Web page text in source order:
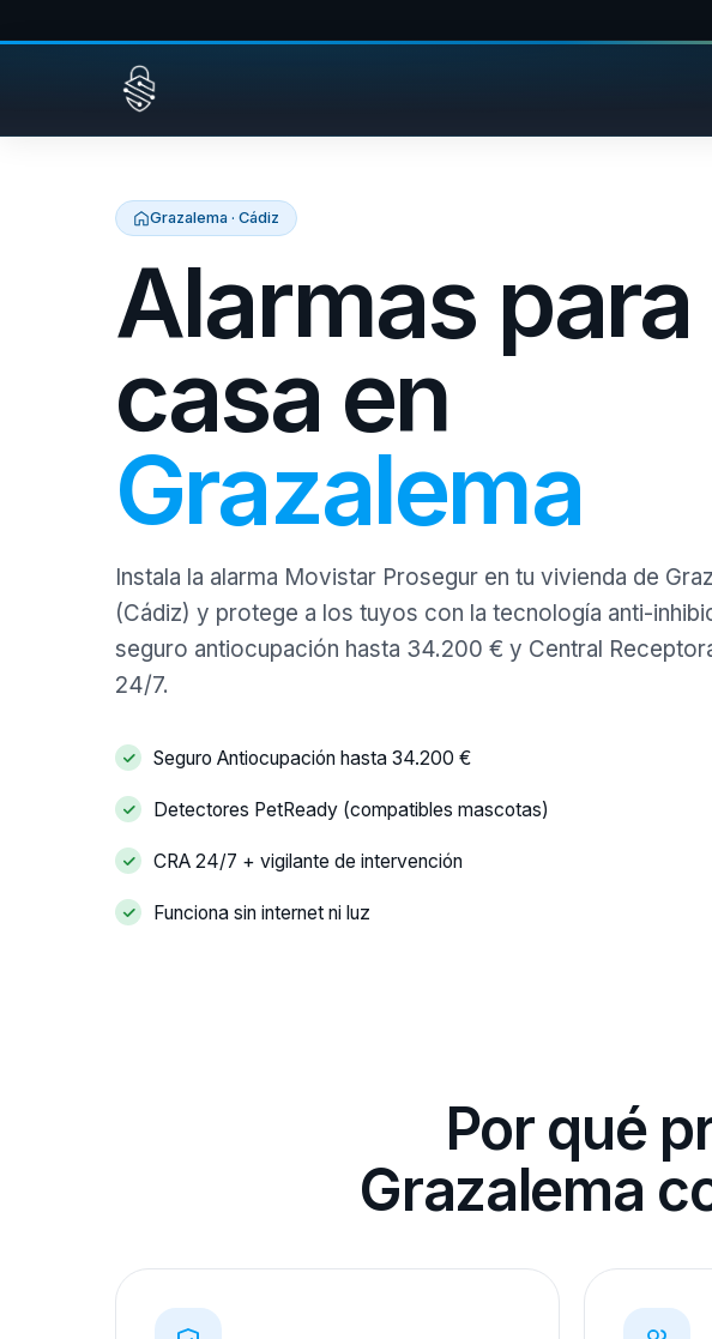
Grazalema · Cádiz
Alarmas para
casa en
Grazalema
Instala la alarma Movistar Prosegur en tu vivienda de
(Cádiz) y protege a los tuyos con la tecnología anti-
seguro antiocupación hasta 34.200 € y Central
24/7.
Seguro Antiocupación hasta 34.200 €
Detectores PetReady (compatibles mascotas)
CRA 24/7 + vigilante de intervención
Funciona sin internet ni luz
Por qué
Grazalema